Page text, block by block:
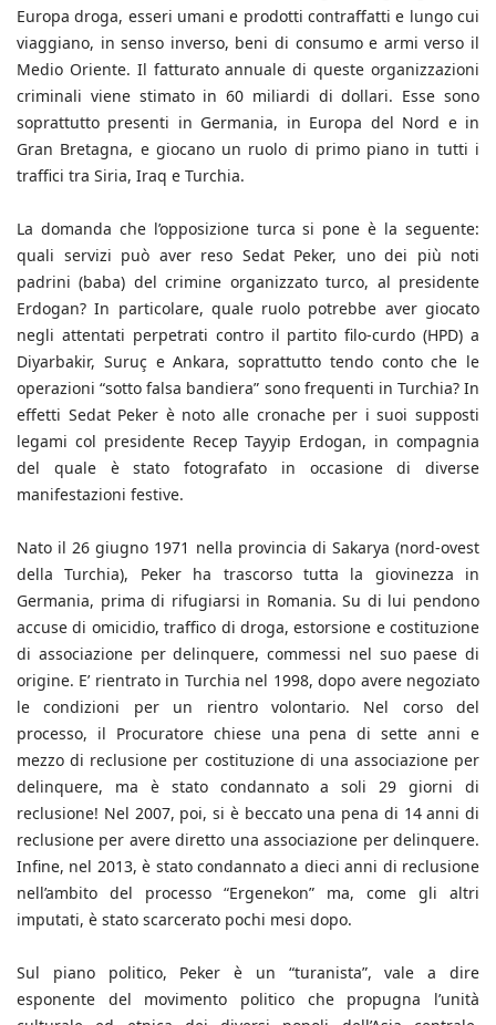
Europa droga, esseri umani e prodotti contraffatti e lungo cui
viaggiano, in senso inverso, beni di consumo e armi verso il
Medio Oriente. Il fatturato annuale di queste organizzazioni
criminali viene stimato in 60 miliardi di dollari. Esse sono
soprattutto presenti in Germania, in Europa del Nord e in
Gran Bretagna, e giocano un ruolo di primo piano in tutti i
traffici tra Siria, Iraq e Turchia.
La domanda che l’opposizione turca si pone è la seguente:
quali servizi può aver reso Sedat Peker, uno dei più noti
padrini (baba) del crimine organizzato turco, al presidente
Erdogan? In particolare, quale ruolo potrebbe aver giocato
negli attentati perpetrati contro il partito filo-curdo (HPD) a
Diyarbakir, Suruç e Ankara, soprattutto tendo conto che le
operazioni “sotto falsa bandiera” sono frequenti in Turchia? In
effetti Sedat Peker è noto alle cronache per i suoi supposti
legami col presidente Recep Tayyip Erdogan, in compagnia
del quale è stato fotografato in occasione di diverse
manifestazioni festive.
Nato il 26 giugno 1971 nella provincia di Sakarya (nord-ovest
della Turchia), Peker ha trascorso tutta la giovinezza in
Germania, prima di rifugiarsi in Romania. Su di lui pendono
accuse di omicidio, traffico di droga, estorsione e costituzione
di associazione per delinquere, commessi nel suo paese di
origine. E’ rientrato in Turchia nel 1998, dopo avere negoziato
le condizioni per un rientro volontario. Nel corso del
processo, il Procuratore chiese una pena di sette anni e
mezzo di reclusione per costituzione di una associazione per
delinquere, ma è stato condannato a soli 29 giorni di
reclusione! Nel 2007, poi, si è beccato una pena di 14 anni di
reclusione per avere diretto una associazione per delinquere.
Infine, nel 2013, è stato condannato a dieci anni di reclusione
nell’ambito del processo “Ergenekon” ma, come gli altri
imputati, è stato scarcerato pochi mesi dopo.
Sul piano politico, Peker è un “turanista”, vale a dire
esponente del movimento politico che propugna l’unità